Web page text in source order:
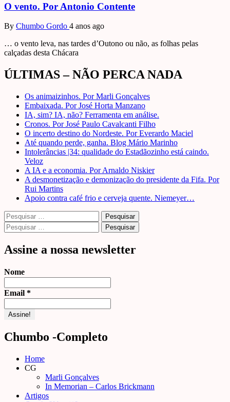
O vento. Por Antonio Contente
By Chumbo Gordo 4 anos ago
… o vento leva, nas tardes d’Outono ou não, as folhas pelas
calçadas desta Chácara
ÚLTIMAS – NÃO PERCA NADA
Os animaizinhos. Por Marli Gonçalves
Embaixada. Por José Horta Manzano
IA, sim? IA, não? Ferramenta em análise.
Cronos. Por José Paulo Cavalcanti Filho
O incerto destino do Nordeste. Por Everardo Maciel
Até quando perde, ganha. Blog Mário Marinho
Intolerâncias |34: qualidade do Estadãozinho está caindo.
Veloz
A IA e a economia. Por Arnaldo Niskier
A desmonetização e demonização do presidente da Fifa. Por
Rui Martins
Apoio contra café frio e cerveja quente. Niemeyer…
Pesquisar
por:
Pesquisar
por:
Assine a nossa newsletter
Nome
Email *
Chumbo -Completo
Home
CG
Marli Gonçalves
In Memorian – Carlos Brickmann
Artigos